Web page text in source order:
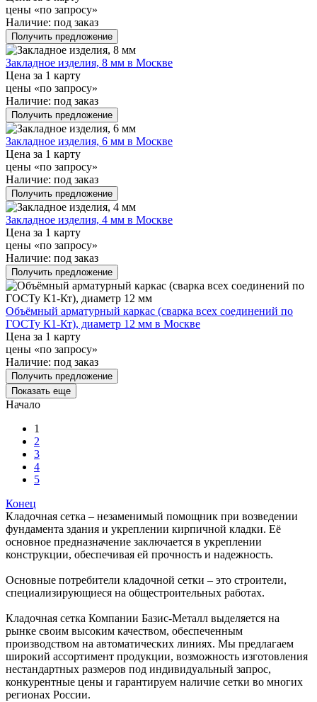
цены «по запросу»
Наличие: под заказ
Получить предложение
Закладное изделия, 8 мм в Москве
Цена за 1 карту
цены «по запросу»
Наличие: под заказ
Получить предложение
Закладное изделия, 6 мм в Москве
Цена за 1 карту
цены «по запросу»
Наличие: под заказ
Получить предложение
Закладное изделия, 4 мм в Москве
Цена за 1 карту
цены «по запросу»
Наличие: под заказ
Получить предложение
Объёмный арматурный каркас (сварка всех соединений по
ГОСТу К1-Кт), диаметр 12 мм в Москве
Цена за 1 карту
цены «по запросу»
Наличие: под заказ
Получить предложение
Показать еще
Начало
1
2
3
4
5
Конец
Кладочная сетка – незаменимый помощник при возведении
фундамента здания и укреплении кирпичной кладки. Её
основное предназначение заключается в укреплении
конструкции, обеспечивая ей прочность и надежность.
Основные потребители кладочной сетки – это строители,
специализирующиеся на общестроительных работах.
Кладочная сетка Компании Базис-Металл выделяется на
рынке своим высоким качеством, обеспеченным
производством на автоматических линиях. Мы предлагаем
широкий ассортимент продукции, возможность изготовления
нестандартных размеров под индивидуальный запрос,
конкурентные цены и гарантируем наличие сетки во многих
регионах России.